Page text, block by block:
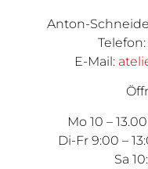
Anton-
Telefon:
E-Mail:
Mo 10 –
Di-Fr 9:00 –
Sa